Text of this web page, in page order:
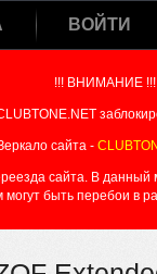
ВОЙТИ
!!! ВНИМАНИЕ !!!
сайта -
сайта. В данный
могут быть перебои в